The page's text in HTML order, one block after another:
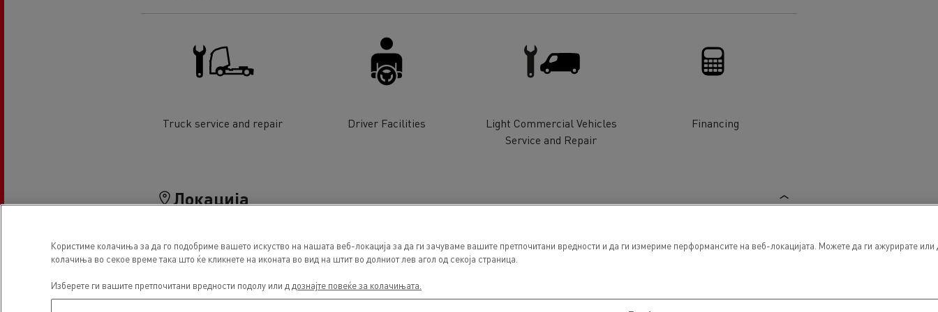
Truck service and repair Driver Facilities
Light Commercial Vehicles
Service and Repair
Financing
Локација
Користиме колачиња за да го подобриме вашето искуство на нашата веб-локација за да ги зачуваме вашите претпочитани вредности и да ги измериме перформансите на веб-локацијата. Можете да ги ажурирате
колачиња во секое време така што ќе кликнете на иконата во вид на штит во долниот лев агол од секоја страница.
Изберете ги вашите претпочитани вредности подолу или д дознајте повеќе за колачињата.